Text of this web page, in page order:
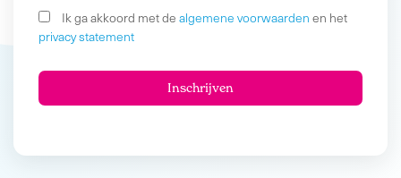
Ik ga akkoord met de algemene voorwaarden en het
privacy statement